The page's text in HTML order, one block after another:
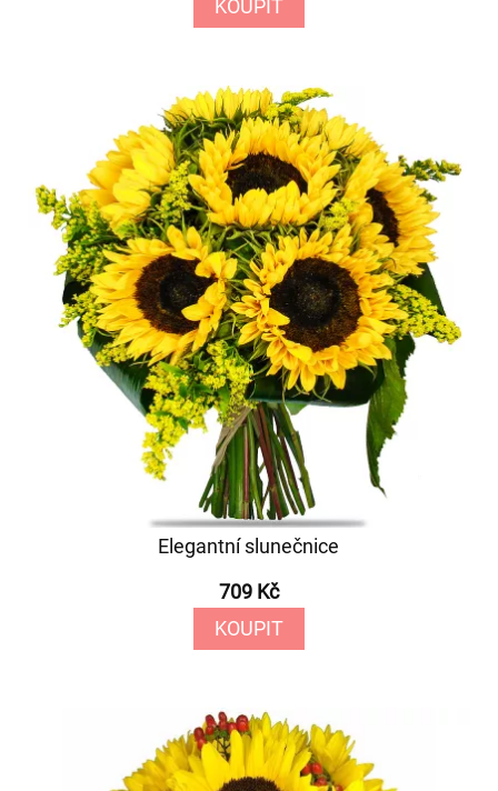
KOUPIT
Elegantní slunečnice
709 Kč
KOUPIT